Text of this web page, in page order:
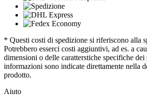
* Questi costi di spedizione si riferiscono alla
Potrebbero esserci costi aggiuntivi, ad es. a
dimensioni o delle caratterstiche specifiche
informazioni sono indicate direttamente nella
prodotto.
Aiuto